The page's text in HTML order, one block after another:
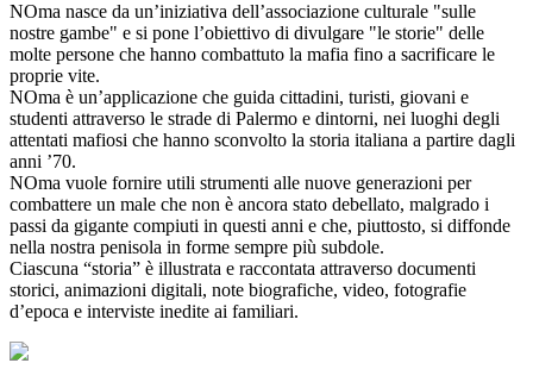
NOma nasce da un’iniziativa dell’associazione culturale "sulle
nostre gambe" e si pone l’obiettivo di divulgare "le storie" delle
molte persone che hanno combattuto la mafia fino a sacrificare le
proprie vite.
NOma è un’applicazione che guida cittadini, turisti, giovani e
studenti attraverso le strade di Palermo e dintorni, nei luoghi degli
attentati mafiosi che hanno sconvolto la storia italiana a partire dagli
anni ’70.
NOma vuole fornire utili strumenti alle nuove generazioni per
combattere un male che non è ancora stato debellato, malgrado i
passi da gigante compiuti in questi anni e che, piuttosto, si diffonde
nella nostra penisola in forme sempre più subdole.
Ciascuna “storia” è illustrata e raccontata attraverso documenti
storici, animazioni digitali, note biografiche, video, fotografie
d’epoca e interviste inedite ai familiari.